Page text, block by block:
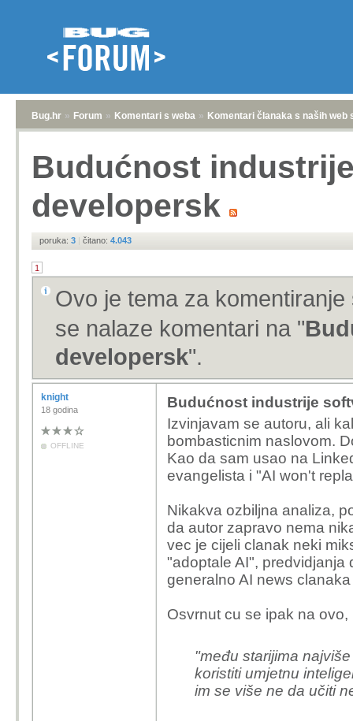
Bug.hr » Forum » Komentari s weba » Komentari članaka s naših web
Budućnost
developersk
poruka: 3 | čitano: 4.043
1
Ovo je tema za
se nalaze komentari na "
developersk".
knight
18 godina
OFFLINE
Budućnost industrije
Izvinjavam se autoru, ali
bombasticnim naslovom.
Kao da sam usao na
evangelista i "AI won't
Nikakva ozbiljna analiza,
da autor zapravo nema
vec je cijeli clanak neki
"adoptale AI", predvidjanja
generalno AI news
Osvrnut cu se ipak na
"među starijima
koristiti umjetnu
im se više ne da učiti